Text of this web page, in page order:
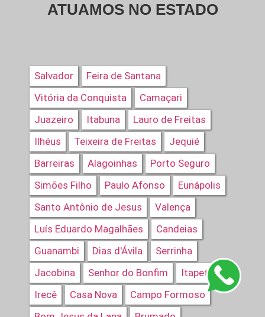
ATUAMOS NO ESTADO
Salvador
Feira de Santana
Vitória da Conquista
Camaçari
Juazeiro
Itabuna
Lauro de Freitas
Ilhéus
Teixeira de Freitas
Jequié
Barreiras
Alagoinhas
Porto Seguro
Simões Filho
Paulo Afonso
Eunápolis
Santo Antônio de Jesus
Valença
Luís Eduardo Magalhães
Candeias
Guanambi
Dias d'Ávila
Serrinha
Jacobina
Senhor do Bonfim
Itapetinga
Irecê
Casa Nova
Campo Formoso